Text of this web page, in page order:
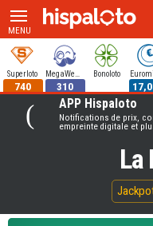
MENU
Superloto
740
MegaWeekend
310
Bonoloto
APP Hispaloto
Notifications de prix,
empreinte digitale et
La